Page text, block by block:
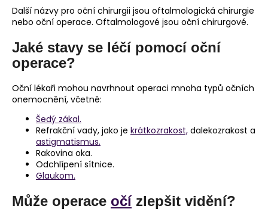
Další názvy pro oční chirurgii jsou oftalmologická chirurgie
nebo oční operace. Oftalmologové jsou oční chirurgové.
Jaké stavy se léčí pomocí oční
operace?
Oční lékaři mohou navrhnout operaci mnoha typů očních
onemocnění, včetně:
Šedý zákal.
Refrakční vady, jako je krátkozrakost, dalekozrakost a
astigmatismus.
Rakovina oka.
Odchlípení sítnice.
Glaukom.
Může operace očízlepšit vidění?